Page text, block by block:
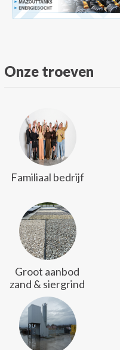
Onze troeven
Familiaal bedrijf
Groot aanbod
zand & siergrind